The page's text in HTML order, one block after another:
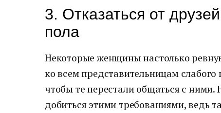
3. Отказаться от
пола
Некоторые женщины настолько
ко всем представительницам слабого
чтобы те перестали общаться с ними.
добиться этими требованиями, ведь